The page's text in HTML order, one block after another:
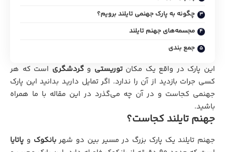
چگونه به پارک جهنمی تایلند برویم؟
مجسمه‌های جهنم تایلند
جمع بندی
این پارک در واقع یک مکانتوریستی وگردشگری است که هر
کسی جرات بازدید از آن را ندارد. اگر تمایل دارید بدانید این پارک
جهنمی کجاست و در آن چه می‌گذرد در این مقاله با ما همراه
باشید.
جهنم تایلند کجاست؟
جهنم تایلند یک پارک بزرگ در مسیر بین دو شهربانکوک و پاتایا